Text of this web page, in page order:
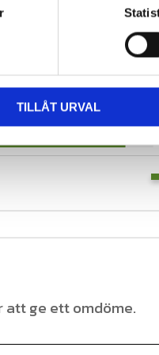
TILLÅT URVAL
10 (6PR) TL
W 207 är BKT:s fyrhjulingsdäck
alla former av terrängsport.
370kr
3 826 kr